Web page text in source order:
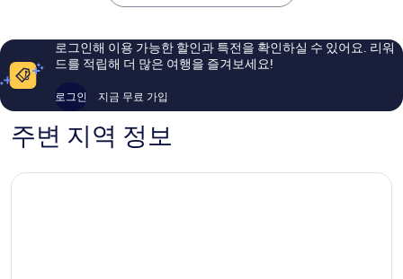
해
이
용
229
이
용
로그인해 이용 가능한 할인과 특전을 확인하실 수 있어요. 리워
드를 적립해 더 많은 여행을 즐겨보세요!
로그인 지금 무료 가입
주변 지역 정보